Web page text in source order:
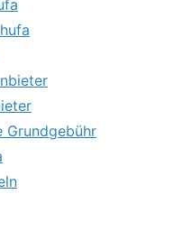
Grundgebühr